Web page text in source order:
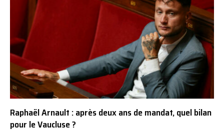
Raphaël Arnault : après deux ans de mandat, quel bilan
pour le Vaucluse ?